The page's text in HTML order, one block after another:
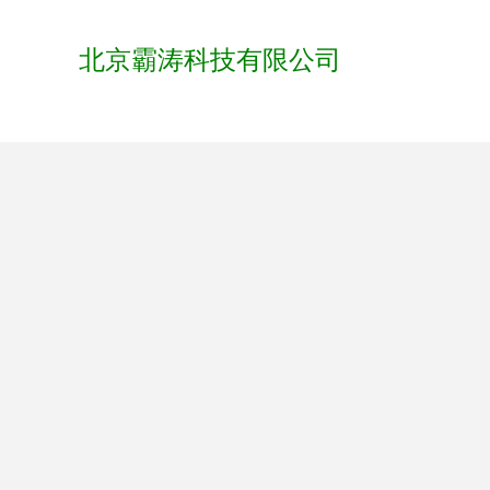
北京霸涛科技有限公司